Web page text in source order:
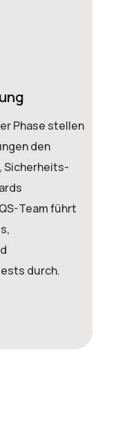
Phase stellen
den
Sicherheits-
Team führt
durch.